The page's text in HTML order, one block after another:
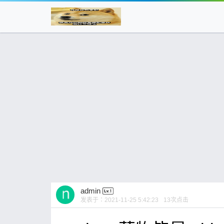
admin
发表于： 2021-11-25 5:42:23 13次点击